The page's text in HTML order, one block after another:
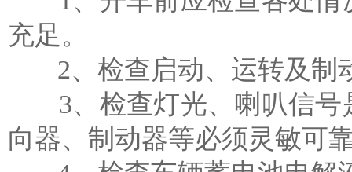
充足。
2、检查启动、运转及制
3、检查灯光、喇叭信号
向器、制动器等必须灵敏可